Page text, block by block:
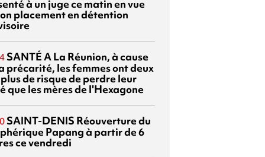
à un juge ce matin en vue
placement en détention
SANTÉA La Réunion, à cause
précarité, les femmes ont deux
de risque de perdre leur
que les mères de l'Hexagone
SAINT-DENIS Réouverture du
Papang à partir de 6
ce vendredi